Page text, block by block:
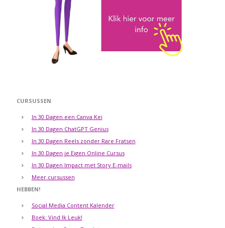
CURSUSSEN
In 30 Dagen een Canva Kei
In 30 Dagen ChatGPT Genius
In 30 Dagen Reels zonder Rare Fratsen
In 30 Dagen je Eigen Online Cursus
In 30 Dagen Impact met Story E-mails
Meer cursussen
HEBBEN!
Social Media Content Kalender
Boek: Vind Ik Leuk!